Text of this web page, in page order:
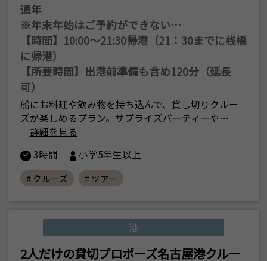
通年
※年末年始はご予約ができない…
【時間】10:00〜21:30帰港（21：30までに桟橋
に帰港）
【所要時間】出港前準備も含め120分（延長
可）
船にお料理や飲み物を持ち込んで、貸し切りクルー
ズが楽しめるプラン。サプライズパーティーや…
詳細を見る
3時間
小学5年生以上
# クルーズ # ツアー
港
2人だけの貸切プロポーズ名古屋港クルー